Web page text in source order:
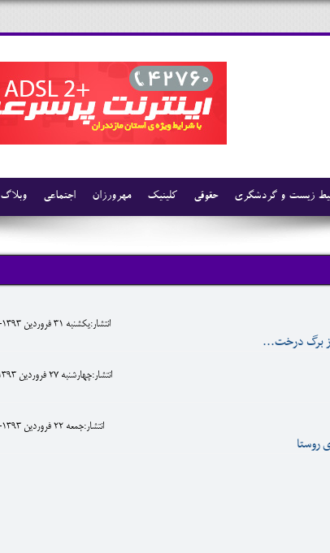
وبلاگ اجتماعی مهرورزان کلینیک حقوقی زیست و گردشگری
انتشار:يکشنبه 31 فروردين 1393-11:14
برگ درخت...
انتشار:چهارشنبه 27 فروردين 1393-9:24
انتشار:جمعه 22 فروردين 1393-15:40
روستا